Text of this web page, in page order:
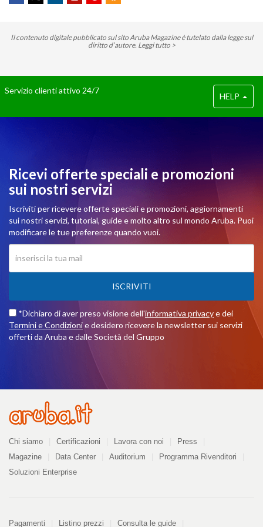
Il contenuto digitale pubblicato sul sito Aruba Magazine è tutelato dalla legge sul
diritto d’autore. Leggi tutto >
HELP
Servizio clienti attivo 24/7
Ricevi offerte speciali e promozioni
sui nostri servizi
Iscriviti per ricevere offerte speciali e promozioni, aggiornamenti
sui nostri servizi, tutorial, guide e molto altro sul mondo Aruba. Puoi
modificare le tue preferenze quando vuoi.
ISCRIVITI
*Dichiaro di aver preso visione dell'informativa privacye dei
Termini e Condizionie desidero ricevere la newsletter sui servizi
offerti da Aruba e dalle Società del Gruppo
Azienda
Chi siamo Certificazioni Lavora con noi
Press
Magazine
Data Center Auditorium
Programma Rivenditori
Soluzioni Enterprise
Pagamenti Listino prezzi Consulta le guide